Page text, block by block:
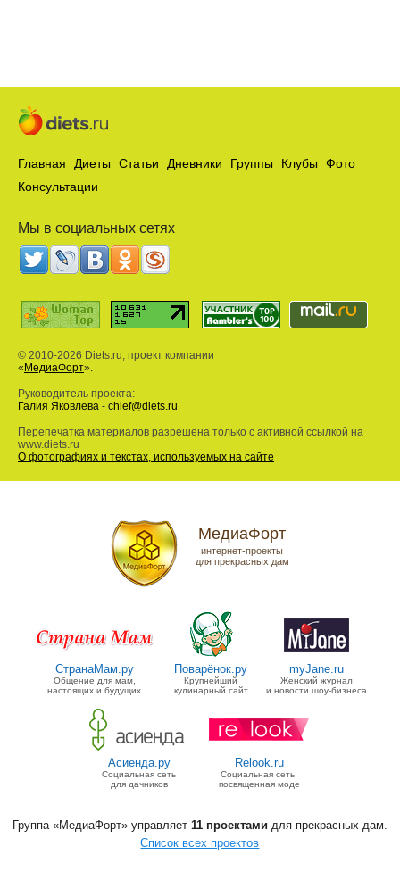
Главная Диеты Статьи Дневники Группы Клубы
Фото
Консультации
Мы в социальных сетях
© 2010-2026 Diets.ru, проект компании
« МедиаФорт».
Руководитель проекта:
Галия Яковлева - chief@diets.ru
Перепечатка материалов разрешена только с активной ссылкой на
www.diets.ru
О фотографиях и текстах, используемых на сайте
МедиаФорт
интернет-проекты
для прекрасных дам
СтранаМам.ру
Общение для мам,
настоящих и будущих
Поварёнок.ру
Крупнейший
кулинарный сайт
myJane.ru
Женский журнал
и новости шоу-бизнеса
Асиенда.ру
Социальная сеть
для дачников
Relook.ru
Социальная сеть,
посвященная моде
Группа «МедиаФорт» управляет 11 проектами для прекрасных дам.
Список всех проектов